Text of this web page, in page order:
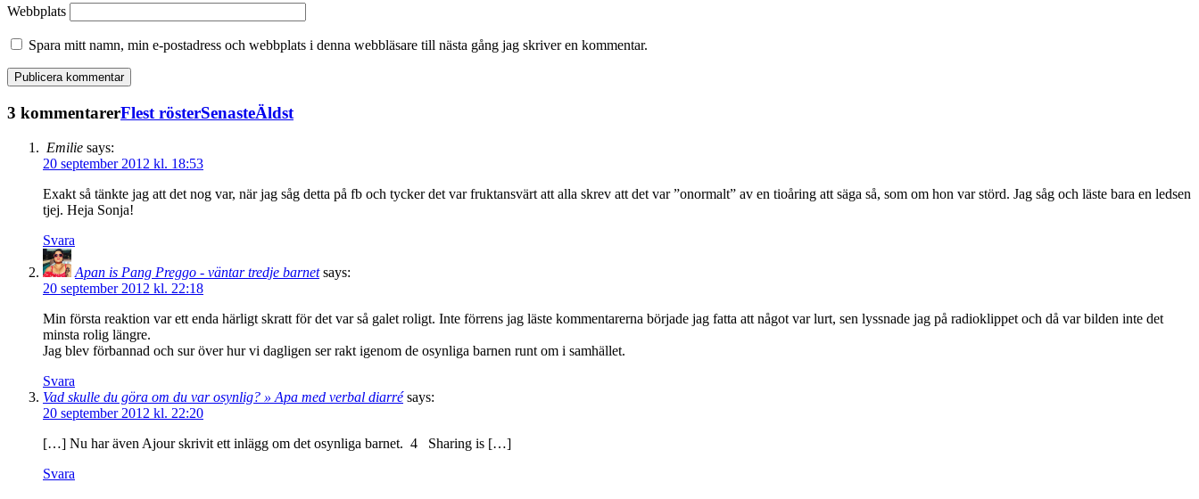
Webbplats
Spara mitt namn, min e-postadress och webbplats i denna webbläsare till nästa gång jag skriver en kommentar.
3 kommentarerFlest rösterSenasteÄldst
Emilie says:
20 september 2012 kl. 18:53
Exakt så tänkte jag att det nog var, när jag såg detta på fb och tycker det var fruktansvärt att alla skrev att det var ”onormalt” av en tioåring att säga så, som om hon var störd. Jag såg och läste bara en ledsen
tjej. Heja Sonja!
Svara
Apan is Pang Preggo - väntar tredje barnet says:
20 september 2012 kl. 22:18
Min första reaktion var ett enda härligt skratt för det var så galet roligt. Inte förrens jag läste kommentarerna började jag fatta att något var lurt, sen lyssnade jag på radioklippet och då var bilden inte det
minsta rolig längre.
Jag blev förbannad och sur över hur vi dagligen ser rakt igenom de osynliga barnen runt om i samhället.
Svara
Vad skulle du göra om du var osynlig? » Apa med verbal diarré says:
20 september 2012 kl. 22:20
[…] Nu har även Ajour skrivit ett inlägg om det osynliga barnet. 4 Sharing is […]
Svara